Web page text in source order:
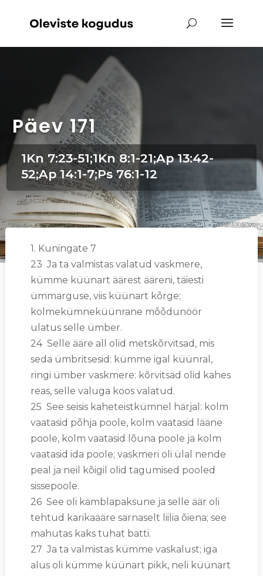
Päev 171
1Kn 7:23-51;1Kn 8:1-21;Ap 13:42-
52;Ap 14:1-7;Ps 76:1-12
1. Kuningate 7
23 Ja ta valmistas valatud vaskmere,
kümme küünart äärest ääreni, täiesti
ümmarguse, viis küünart kõrge;
kolmekümneküünrane mõõdunöör
ulatus selle ümber.
24 Selle ääre all olid metskõrvitsad, mis
seda ümbritsesid: kümme igal küünral,
ringi ümber vaskmere: kõrvitsad olid kahes
reas, selle valuga koos valatud.
25 See seisis kaheteistkümnel härjal: kolm
vaatasid põhja poole, kolm vaatasid lääne
poole, kolm vaatasid lõuna poole ja kolm
vaatasid ida poole; vaskmeri oli ülal nende
peal ja neil kõigil olid tagumised pooled
sissepoole.
26 See oli kämblapaksune ja selle äär oli
tehtud karikaääre sarnaselt liilia õiena; see
mahutas kaks tuhat batti.
27 Ja ta valmistas kümme vaskalust; iga
alus oli kümme küünart pikk, neli küünart